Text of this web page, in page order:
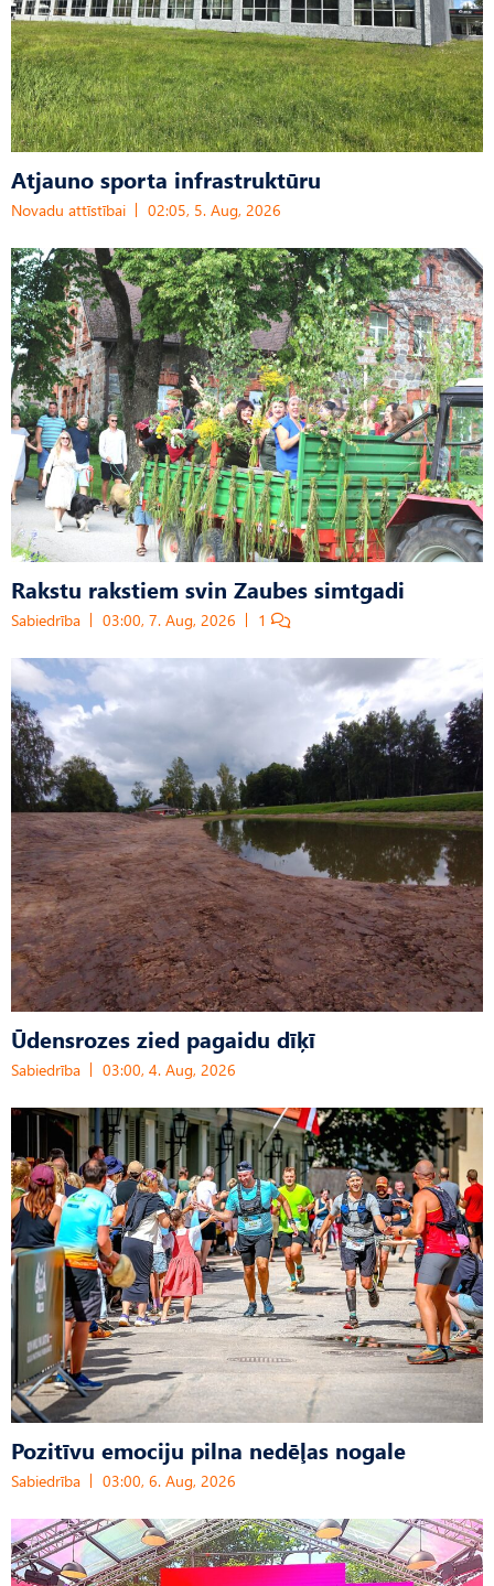
Atjauno sporta infrastruktūru
Novadu attīstībai 02:05, 5. Aug, 2026
Rakstu rakstiem svin Zaubes simtgadi
Sabiedrība 03:00, 7. Aug, 2026 1
Ūdensrozes zied pagaidu dīķī
Sabiedrība 03:00, 4. Aug, 2026
Pozitīvu emociju pilna nedēļas nogale
Sabiedrība 03:00, 6. Aug, 2026